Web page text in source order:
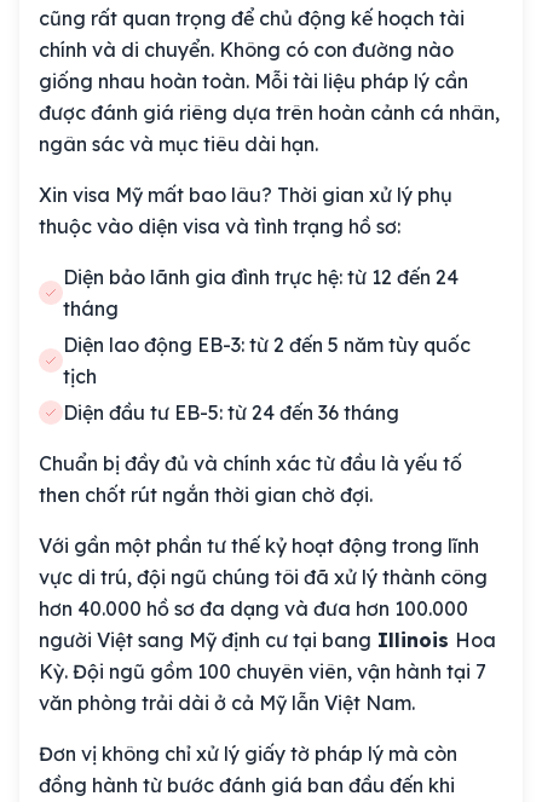
cũng rất quan trọng để chủ động kế hoạch tài
chính và di chuyển. Không có con đường nào
giống nhau hoàn toàn. Mỗi tài liệu pháp lý cần
được đánh giá riêng dựa trên hoàn cảnh cá nhân,
ngân sác và mục tiêu dài hạn.
Xin visa Mỹ mất bao lâu? Thời gian xử lý phụ
thuộc vào diện visa và tình trạng hồ sơ:
Diện bảo lãnh gia đình trực hệ: từ 12 đến 24
tháng
Diện lao động EB-3: từ 2 đến 5 năm tùy quốc
tịch
Diện đầu tư EB-5: từ 24 đến 36 tháng
Chuẩn bị đầy đủ và chính xác từ đầu là yếu tố
then chốt rút ngắn thời gian chờ đợi.
Với gần một phần tư thế kỷ hoạt động trong lĩnh
vực di trú, đội ngũ chúng tôi đã xử lý thành công
hơn 40.000 hồ sơ đa dạng và đưa hơn 100.000
người Việt sang Mỹ định cư tại bang Illinois Hoa
Kỳ. Đội ngũ gồm 100 chuyên viên, vận hành tại 7
văn phòng trải dài ở cả Mỹ lẫn Việt Nam.
Đơn vị không chỉ xử lý giấy tờ pháp lý mà còn
đồng hành từ bước đánh giá ban đầu đến khi